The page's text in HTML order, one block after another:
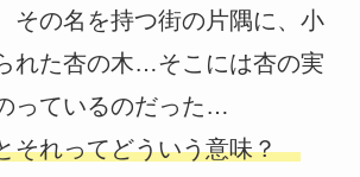
その名を持つ街の片隅に、小
れた杏の木…そこには杏の実
っているのだった…
それってどういう意味？